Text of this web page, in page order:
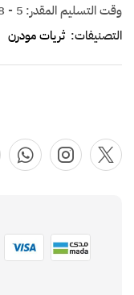
وقت التسليم المقدر: 5 - 8 أيام
التصنيفات: ثريات مودرن